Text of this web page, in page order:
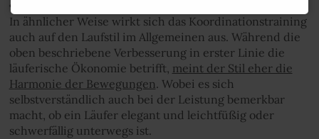
• Verbesserter Laufstil
In ähnlicher Weise wirkt sich das Koordinationstraining
auch auf den Laufstil im Allgemeinen aus. Während die
oben beschriebene Verbesserung in erster Linie die
läuferische Ökonomie betrifft, meint der Stil eher die
Harmonie der Bewegungen. Wobei es sich
selbstverständlich auch bei der Leistung bemerkbar
macht, ob ein Läufer elegant und leichtfüßig oder
schwerfällig unterwegs ist.